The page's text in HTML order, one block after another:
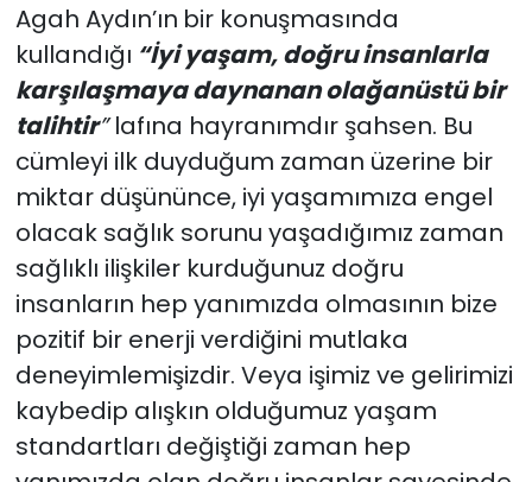
Agah Aydın’ın bir konuşmasında
kullandığı “İyi yaşam, doğru insanlarla
karşılaşmaya daynanan olağanüstü bir
talihtir”lafına hayranımdır şahsen. Bu
cümleyi ilk duyduğum zaman üzerine bir
miktar düşününce, iyi yaşamımıza engel
olacak sağlık sorunu yaşadığımız zaman
sağlıklı ilişkiler kurduğunuz doğru
insanların hep yanımızda olmasının bize
pozitif bir enerji verdiğini mutlaka
deneyimlemişizdir. Veya işimiz ve gelirimizi
kaybedip alışkın olduğumuz yaşam
standartları değiştiği zaman hep